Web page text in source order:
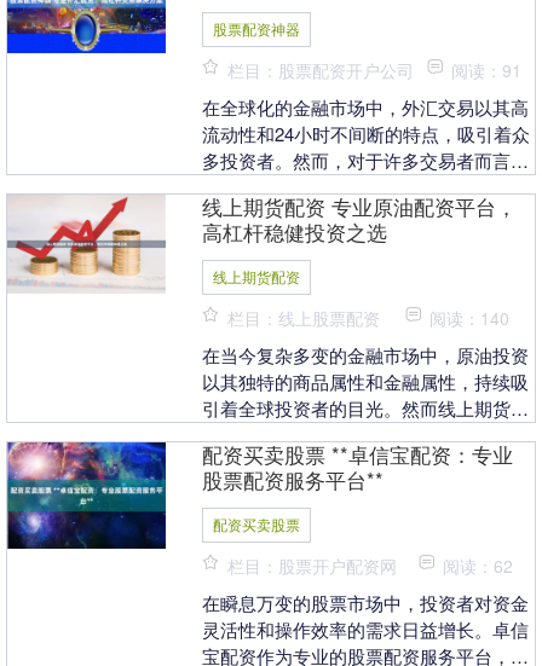
股票配资神器
栏目：股票配资开户公司 阅读：91
在全球化的金融市场中，外汇交易以其高
流动性和24小时不间断的特点，吸引着众
多投资者。然而，对于许多交易者而言，
素。专业外汇配....
线上期货配资 专业原油配资平台，
高杠杆稳健投资之选
线上期货配资
栏目：线上股票配资 阅读：140
在当今复杂多变的金融市场中，原油投资
以其独特的商品属性和金融属性，持续吸
引着全球投资者的目光。然而线上期货配
存。对于寻求放大收....
配资买卖股票 **卓信宝配资：专业
股票配资服务平台**
配资买卖股票
栏目：股票开户配资网 阅读：62
在瞬息万变的股票市场中，投资者对资金
灵活性和操作效率的需求日益增长。卓信
宝配资作为专业的股票配资服务平台，应